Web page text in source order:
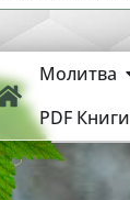
Молитва
PDF Книги